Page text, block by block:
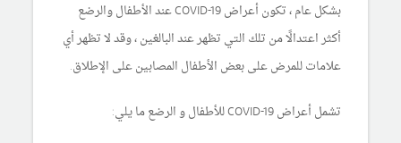
بشكل عام ، تكون أعراض COVID-19 عند الأطفال والرضع
أكثر اعتدالًا من تلك التي تظهر عند البالغين ، وقد لا تظهر أي
علامات للمرض على بعض الأطفال المصابين على الإطلاق.
تشمل أعراض COVID-19 للأطفال و الرضع ما يلي: